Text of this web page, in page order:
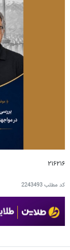
۲۱۶۲۱۶
کد مطلب2243493